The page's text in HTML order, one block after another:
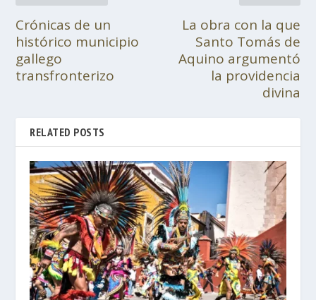
Crónicas de un
histórico municipio
gallego
transfronterizo
La obra con la que
Santo Tomás de
Aquino argumentó
la providencia
divina
RELATED POSTS